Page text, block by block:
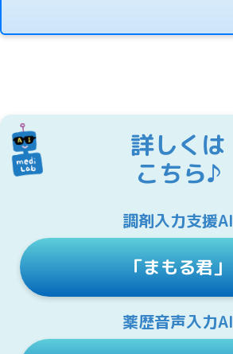
詳しくは
こちら♪
調剤入力支援AI
「まもる君」
薬歴音声入力AI